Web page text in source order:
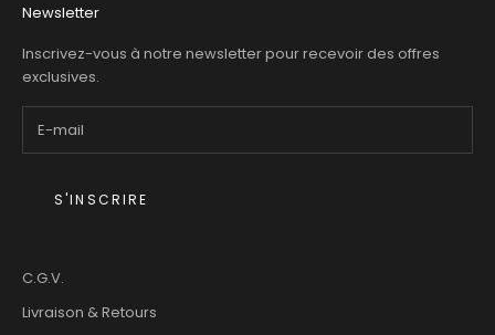
Newsletter
Inscrivez-vous à notre newsletter pour recevoir des offres
exclusives.
S'INSCRIRE
C.G.V.
Livraison & Retours